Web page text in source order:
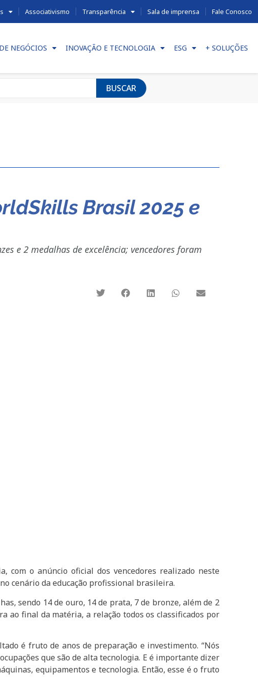
Associativismo Transparência Sala de imprensa Fale Conosco
NEGÓCIOS INOVAÇÃO E TECNOLOGIA ESG + SOLUÇÕES
BUSCAR
Brasil 2025 e
e 2 medalhas de excelência; vencedores foram
com o anúncio oficial dos vencedores realizado neste
cenário da educação profissional brasileira.
sendo 14 de ouro, 14 de prata, 7 de bronze, além de 2
ao final da matéria, a relação todos os classificados por
é fruto de anos de preparação e investimento. “Nós
que são de alta tecnologia. E é importante dizer
equipamentos e tecnologia. Então, esse é o fruto